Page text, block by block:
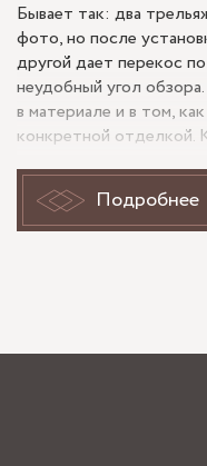
Бывает так: два
фото, но после
другой дает перекос
неудобный угол
в материале и в том,
конкретной отделкой.
санузел, мы сначала
толщину полотен,
основание стены.
С чего
толщина,
Подробнее